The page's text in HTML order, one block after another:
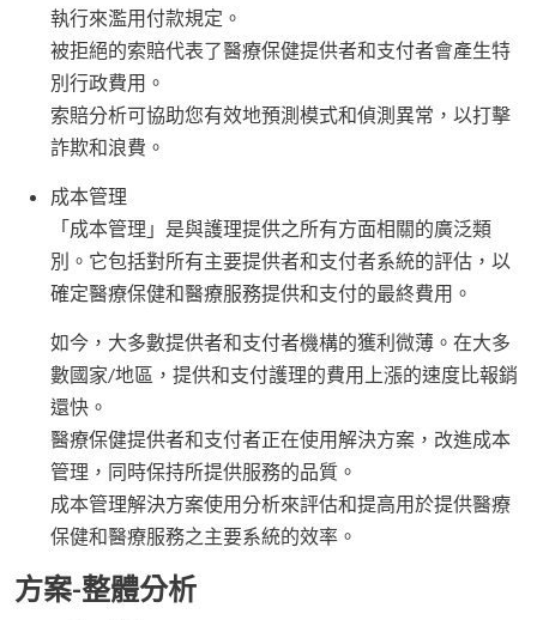
執行來濫用付款規定。
被拒絕的索賠代表了醫療保健提供者和支付者會產生特
別行政費用。
索賠分析可協助您有效地預測模式和偵測異常，以打擊
詐欺和浪費。
成本管理
「成本管理」是與護理提供之所有方面相關的廣泛類
別。它包括對所有主要提供者和支付者系統的評估，以
確定醫療保健和醫療服務提供和支付的最終費用。
如今，大多數提供者和支付者機構的獲利微薄。在大多
數國家/地區，提供和支付護理的費用上漲的速度比報銷
還快。
醫療保健提供者和支付者正在使用解決方案，改進成本
管理，同時保持所提供服務的品質。
成本管理解決方案使用分析來評估和提高用於提供醫療
保健和醫療服務之主要系統的效率。
方案-整體分析